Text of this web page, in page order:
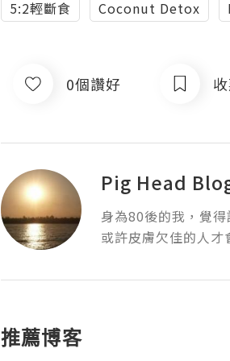
5:2輕斷食 Coconut Detox
0個讚好
Pig Head
身為80後的我，覺
或許皮膚欠佳的人才
推薦博客